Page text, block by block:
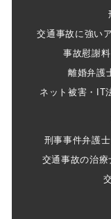
交通事故に強い
事故慰謝
離婚弁護
ネット被害・IT
刑事事件弁護
交通事故の治療